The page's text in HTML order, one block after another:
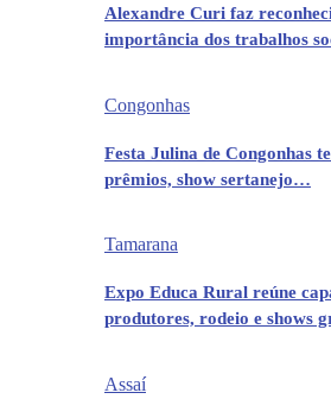
Alexandre Curi faz
importância dos trabalhos
Congonhas
Festa Julina de Congonhas
prêmios, show sertanejo…
Tamarana
Expo Educa Rural reúne
produtores, rodeio e shows
Assaí